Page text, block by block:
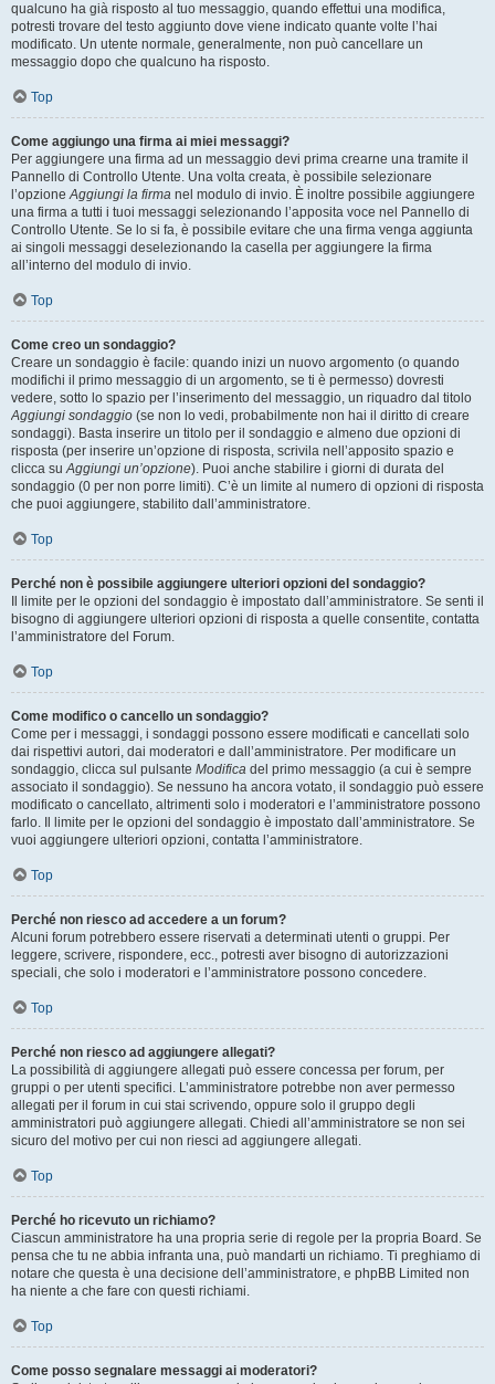
qualcuno ha già risposto al tuo messaggio, quando effettui una modifica,
potresti trovare del testo aggiunto dove viene indicato quante volte l’hai
modificato. Un utente normale, generalmente, non può cancellare un
messaggio dopo che qualcuno ha risposto.
Top
Come aggiungo una firma ai miei messaggi?
Per aggiungere una firma ad un messaggio devi prima crearne una tramite il
Pannello di Controllo Utente. Una volta creata, è possibile selezionare
l’opzioneAggiungi la firma nel modulo di invio. È inoltre possibile aggiungere
una firma a tutti i tuoi messaggi selezionando l’apposita voce nel Pannello di
Controllo Utente. Se lo si fa, è possibile evitare che una firma venga aggiunta
ai singoli messaggi deselezionando la casella per aggiungere la firma
all’interno del modulo di invio.
Top
Come creo un sondaggio?
Creare un sondaggio è facile: quando inizi un nuovo argomento (o quando
modifichi il primo messaggio di un argomento, se ti è permesso) dovresti
vedere, sotto lo spazio per l’inserimento del messaggio, un riquadro dal titolo
Aggiungi sondaggio (se non lo vedi, probabilmente non hai il diritto di creare
sondaggi). Basta inserire un titolo per il sondaggio e almeno due opzioni di
risposta (per inserire un’opzione di risposta, scrivila nell’apposito spazio e
clicca suAggiungi un’opzione). Puoi anche stabilire i giorni di durata del
sondaggio (0 per non porre limiti). C’è un limite al numero di opzioni di risposta
che puoi aggiungere, stabilito dall’amministratore.
Top
Perché non è possibile aggiungere ulteriori opzioni del sondaggio?
Il limite per le opzioni del sondaggio è impostato dall’amministratore. Se senti il
bisogno di aggiungere ulteriori opzioni di risposta a quelle consentite, contatta
l’amministratore del Forum.
Top
Come modifico o cancello un sondaggio?
Come per i messaggi, i sondaggi possono essere modificati e cancellati solo
dai rispettivi autori, dai moderatori e dall’amministratore. Per modificare un
sondaggio, clicca sul pulsante Modifica del primo messaggio (a cui è sempre
associato il sondaggio). Se nessuno ha ancora votato, il sondaggio può essere
modificato o cancellato, altrimenti solo i moderatori e l’amministratore possono
farlo. Il limite per le opzioni del sondaggio è impostato dall’amministratore. Se
vuoi aggiungere ulteriori opzioni, contatta l’amministratore.
Top
Perché non riesco ad accedere a un forum?
Alcuni forum potrebbero essere riservati a determinati utenti o gruppi. Per
leggere, scrivere, rispondere, ecc., potresti aver bisogno di autorizzazioni
speciali, che solo i moderatori e l’amministratore possono concedere.
Top
Perché non riesco ad aggiungere allegati?
La possibilità di aggiungere allegati può essere concessa per forum, per
gruppi o per utenti specifici. L’amministratore potrebbe non aver permesso
allegati per il forum in cui stai scrivendo, oppure solo il gruppo degli
amministratori può aggiungere allegati. Chiedi all’amministratore se non sei
sicuro del motivo per cui non riesci ad aggiungere allegati.
Top
Perché ho ricevuto un richiamo?
Ciascun amministratore ha una propria serie di regole per la propria Board. Se
pensa che tu ne abbia infranta una, può mandarti un richiamo. Ti preghiamo di
notare che questa è una decisione dell’amministratore, e phpBB Limited non
ha niente a che fare con questi richiami.
Top
Come posso segnalare messaggi ai moderatori?